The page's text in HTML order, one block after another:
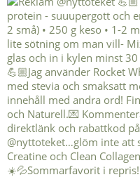
☀️💦Sommarfavorit i